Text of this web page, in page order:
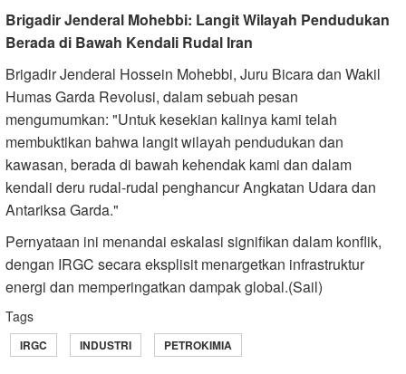
Brigadir Jenderal Mohebbi: Langit Wilayah Pendudukan
Berada di Bawah Kendali Rudal Iran
Brigadir Jenderal Hossein Mohebbi, Juru Bicara dan Wakil
Humas Garda Revolusi, dalam sebuah pesan
mengumumkan: "Untuk kesekian kalinya kami telah
membuktikan bahwa langit wilayah pendudukan dan
kawasan, berada di bawah kehendak kami dan dalam
kendali deru rudal-rudal penghancur Angkatan Udara dan
Antariksa Garda."
Pernyataan ini menandai eskalasi signifikan dalam konflik,
dengan IRGC secara eksplisit menargetkan infrastruktur
energi dan memperingatkan dampak global.(Sail)
Tags
IRGC INDUSTRI PETROKIMIA